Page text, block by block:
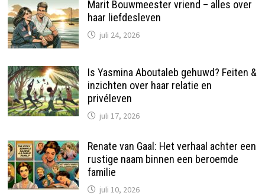
Marit Bouwmeester vriend – alles over
haar liefdesleven
juli 24, 2026
Is Yasmina Aboutaleb gehuwd? Feiten &
inzichten over haar relatie en
privéleven
juli 17, 2026
Renate van Gaal: Het verhaal achter een
rustige naam binnen een beroemde
familie
juli 10, 2026